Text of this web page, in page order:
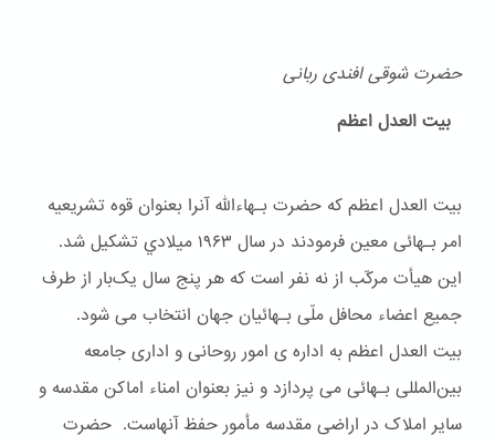
حضرت شوقی افندی ربانی
بیت العدل اعظم
بیت العدل اعظم که حضرت بـهاءالله آنرا بعنوان قوه تشریعیه
امر بـهائی معین فرمودند در سال ۱۹۶۳ ميلادي تشکیل شد.
این هیأت مرکّب از نه نفر است که هر پنج سال یک‌بار از طرف
جمیع اعضاء محافل ملّی بـهائیان جهان انتخاب می شود.
بیت العدل اعظم به اداره ی امور روحانی و اداری جامعه
بین‌المللی بـهائی می پردازد و نیز بعنوان امناء اماکن مقدسه و
سایر املاک در اراضی مقدسه مأمور حفظ آنهاست. حضرت